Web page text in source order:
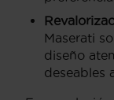
Maserati
diseño
deseables